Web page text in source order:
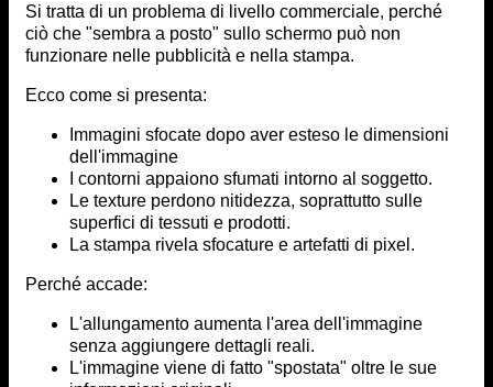
Si tratta di un problema di livello commerciale, perché
ciò che "sembra a posto" sullo schermo può non
funzionare nelle pubblicità e nella stampa.
Ecco come si presenta:
Immagini sfocate dopo aver esteso le dimensioni
dell'immagine
I contorni appaiono sfumati intorno al soggetto.
Le texture perdono nitidezza, soprattutto sulle
superfici di tessuti e prodotti.
La stampa rivela sfocature e artefatti di pixel.
Perché accade:
L'allungamento aumenta l'area dell'immagine
senza aggiungere dettagli reali.
L'immagine viene di fatto "spostata" oltre le sue